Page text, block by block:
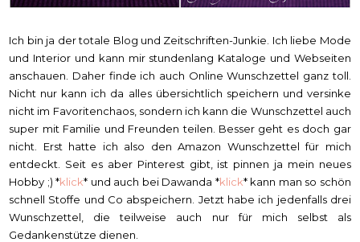
Ich bin ja der totale Blog und Zeitschriften-Junkie. Ich liebe Mode
und Interior und kann mir stundenlang Kataloge und Webseiten
anschauen. Daher finde ich auch Online Wunschzettel ganz toll.
Nicht nur kann ich da alles übersichtlich speichern und versinke
nicht im Favoritenchaos, sondern ich kann die Wunschzettel auch
super mit Familie und Freunden teilen. Besser geht es doch gar
nicht. Erst hatte ich also den Amazon Wunschzettel für mich
entdeckt. Seit es aber Pinterest gibt, ist pinnen ja mein neues
Hobby ;) *klick* und auch bei Dawanda *klick* kann man so schön
schnell Stoffe und Co abspeichern. Jetzt habe ich jedenfalls drei
Wunschzettel, die teilweise auch nur für mich selbst als
Gedankenstütze dienen.